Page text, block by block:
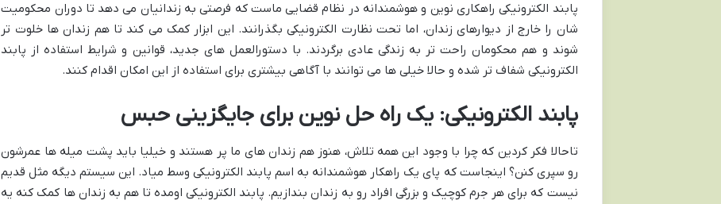
پابند الکترونیکی راهکاری نوین و هوشمندانه در نظام قضایی ماست که فرصتی به زندانیان می دهد تا دوران محکومیت
شان را خارج از دیوارهای زندان، اما تحت نظارت الکترونیکی بگذرانند. این ابزار کمک می کند تا هم زندان ها خلوت تر
شوند و هم محکومان راحت تر به زندگی عادی برگردند. با دستورالعمل های جدید، قوانین و شرایط استفاده از پابند
الکترونیکی شفاف تر شده و حالا خیلی ها می توانند با آگاهی بیشتری برای استفاده از این امکان اقدام کنند.
پابند الکترونیکی: یک راه حل نوین برای جایگزینی حبس
تاحالا فکر کردین که چرا با وجود این همه تلاش، هنوز هم زندان های ما پر هستند و خیلیا باید پشت میله ها عمرشون
رو سپری کنن؟ اینجاست که پای یک راهکار هوشمندانه به اسم پابند الکترونیکی وسط میاد. این سیستم دیگه مثل قدیم
نیست که برای هر جرم کوچیک و بزرگی افراد رو به زندان بندازیم. پابند الکترونیکی اومده تا هم به زندان ها کمک کنه یه